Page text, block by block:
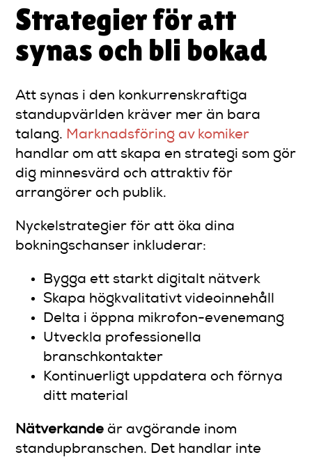
Strategier för att
synas och bli bokad
Att synas i den konkurrenskraftiga
standupvärlden kräver mer än bara
talang. Marknadsföring av komiker
handlar om att skapa en strategi som gör
dig minnesvärd och attraktiv för
arrangörer och publik.
Nyckelstrategier för att öka dina
bokningschanser inkluderar:
Bygga ett starkt digitalt nätverk
Skapa högkvalitativt videoinnehåll
Delta i öppna mikrofon-evenemang
Utveckla professionella
branschkontakter
Kontinuerligt uppdatera och förnya
ditt material
Nätverkande är avgörande inom
standupbranschen. Det handlar inte